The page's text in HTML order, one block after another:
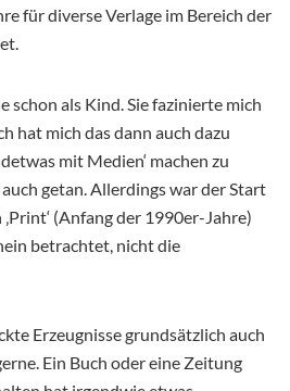
für diverse Verlage im Bereich der
schon als Kind. Sie fazinierte mich
hat mich das dann auch dazu
mit Medien‘ machen zu
getan. Allerdings war der Start
(Anfang der 1990er-Jahre)
betrachtet, nicht die
Erzeugnisse grundsätzlich auch
Ein Buch oder eine Zeitung